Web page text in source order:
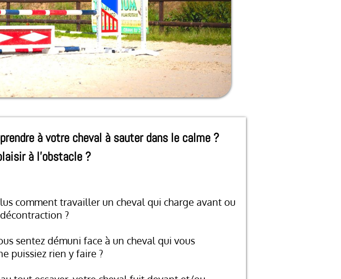
à votre cheval à sauter dans le calme ?
à l’obstacle ?
comment travailler un cheval qui charge avant ou
?
sentez démuni face à un cheval qui vous
puissiez rien y faire ?